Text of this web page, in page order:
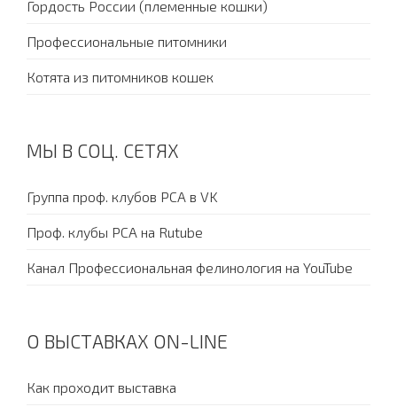
Гордость России (племенные кошки)
Профессиональные питомники
Котята из питомников кошек
МЫ В СОЦ. СЕТЯХ
Группа проф. клубов PCA в VK
Проф. клубы PCA на Rutube
Канал Профессиональная фелинология на YouTube
О ВЫСТАВКАХ ON-LINE
Как проходит выставка